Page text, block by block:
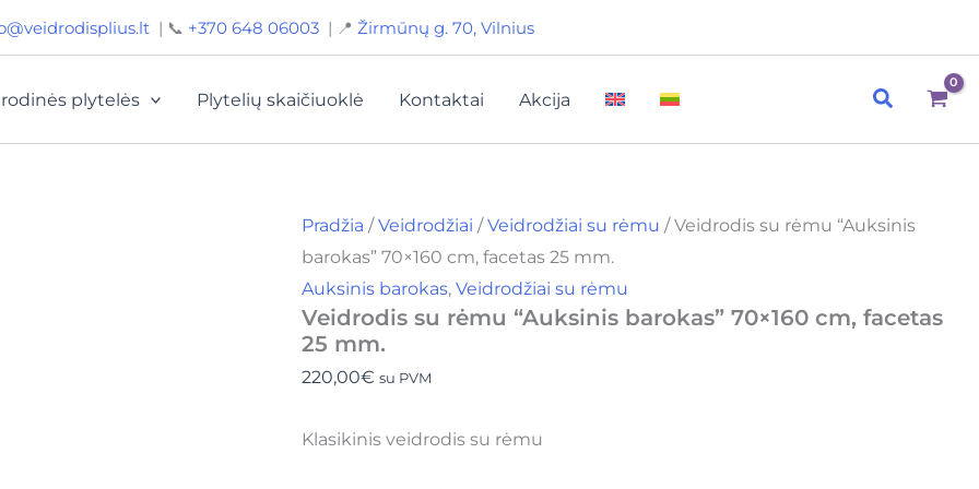
| 📞 +370 648 06003 | 📍 Žirmūnų g. 70, Vilnius
plytelės Plytelių skaičiuoklė Kontaktai Akcija Paieška
Pradžia /Veidrodžiai /Veidrodžiai su rėmu / Veidrodis su rėmu “Auksinis
barokas” 70×160 cm, facetas 25 mm.
Auksinis barokas,Veidrodžiai su rėmu
Veidrodis su rėmu “Auksinis barokas” 70×160 cm, facetas
25 mm.
220,00€ su PVM
Klasikinis veidrodis su rėmu